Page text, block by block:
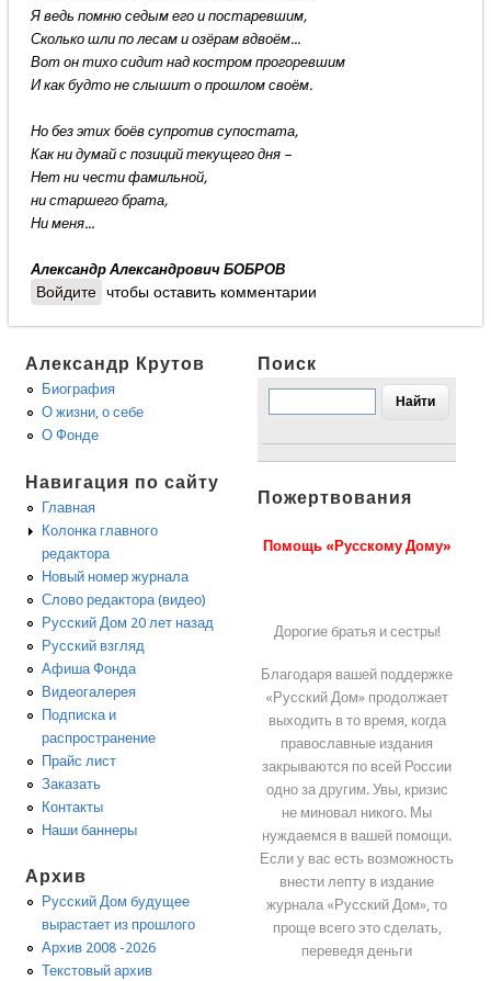
Я ведь помню седым его и постаревшим,
Сколько шли по лесам и озёрам вдвоём...
Вот он тихо сидит над костром прогоревшим
И как будто не слышит о прошлом своём.
Но без этих боёв супротив супостата,
Как ни думай с позиций текущего дня –
Нет ни чести фамильной,
ни старшего брата,
Ни меня...
Александр Александрович БОБРОВ
Войдите чтобы оставить комментарии
Александр Крутов
Биография
О жизни, о себе
О Фонде
Навигация по сайту
Главная
Колонка главного
редактора
Новый номер журнала
Слово редактора (видео)
Русский Дом 20 лет назад
Русский взгляд
Афиша Фонда
Видеогалерея
Подписка и
распространение
Прайс лист
Заказать
Контакты
Наши баннеры
Архив
Русский Дом будущее
вырастает из прошлого
Архив 2008 -2026
Текстовый архив
Поиск
Пожертвования
Помощь «Русскому Дому»
Дорогие братья и сестры!
Благодаря вашей поддержке
«Русский Дом» продолжает
выходить в то время, когда
православные издания
закрываются по всей России
одно за другим. Увы, кризис
не миновал никого. Мы
нуждаемся в вашей помощи.
Если у вас есть возможность
внести лепту в издание
журнала «Русский Дом», то
проще всего это сделать,
переведя деньги